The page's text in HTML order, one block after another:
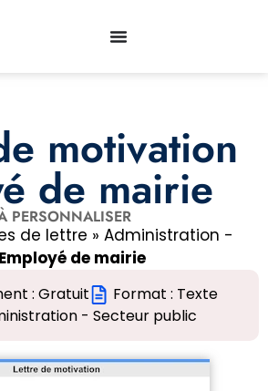
motivation
de mairie
PERSONNALISER
de lettre » Administration -
Employé de mairie
: Gratuit
Format : Texte
- Secteur public